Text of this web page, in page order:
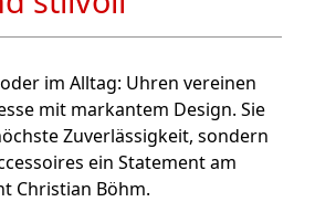
im Alltag: Uhren vereinen
mit markantem Design. Sie
Zuverlässigkeit, sondern
ein Statement am
Christian Böhm.